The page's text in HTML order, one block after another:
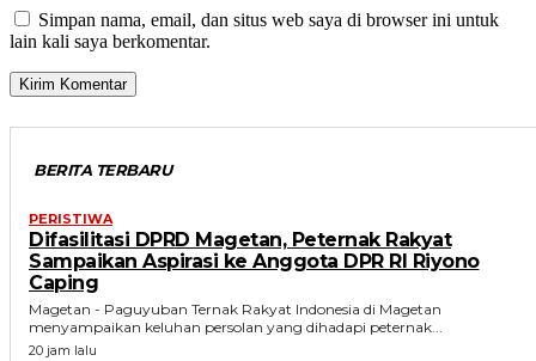
Simpan nama, email, dan situs web saya di browser ini untuk
lain kali saya berkomentar.
BERITA TERBARU
PERISTIWA
Difasilitasi DPRD Magetan, Peternak Rakyat
Sampaikan Aspirasi ke Anggota DPR RI Riyono
Caping
Magetan - Paguyuban Ternak Rakyat Indonesia di Magetan
menyampaikan keluhan persolan yang dihadapi peternak...
20 jam lalu